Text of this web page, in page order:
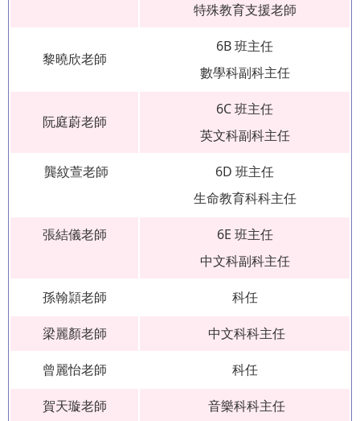
特殊教育支援老師
黎曉欣老師
6B 班主任
數學科副科主任
阮庭蔚老師
6C 班主任
英文科副科主任
龔紋萱老師
6D 班主任
生命教育科科主任
張結儀老師
6E 班主任
中文科副科主任
孫翰頴老師 科任
梁麗顏老師 中文科科主任
曾麗怡老師 科任
賀天璇老師 音樂科科主任